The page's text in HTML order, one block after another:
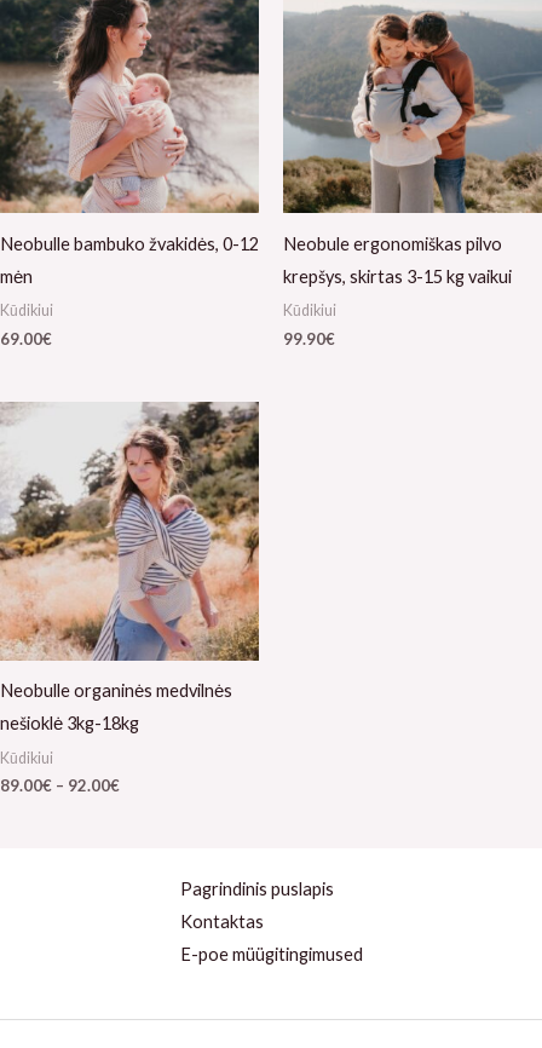
Neobulle bambuko žvakidės, 0-12
mėn
Kūdikiui
69.00€
Neobule ergonomiškas pilvo
krepšys, skirtas 3-15 kg vaikui
Kūdikiui
99.90€
Neobulle organinės medvilnės
nešioklė 3kg-18kg
Kūdikiui
89.00€ – 92.00€
Kainų
diapazonas:
nuo
89.00€
iki
92.00€
Pagrindinis puslapis
Kontaktas
E-poe müügitingimused